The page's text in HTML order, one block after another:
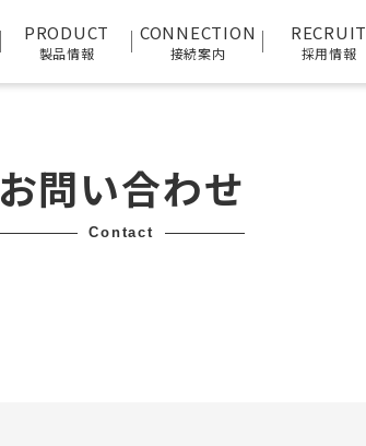
PRODUCT
製品情報
CONNECTION
接続案内 採用情報
お問い合わせ
contact